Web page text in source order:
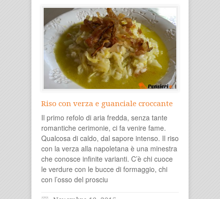
Riso con verza e guanciale croccante
Il primo refolo di aria fredda, senza tante
romantiche cerimonie, ci fa venire fame.
Qualcosa di caldo, dal sapore intenso. Il riso
con la verza alla napoletana è una minestra
che conosce infinite varianti. C’è chi cuoce
le verdure con le bucce di formaggio, chi
con l’osso del prosciu